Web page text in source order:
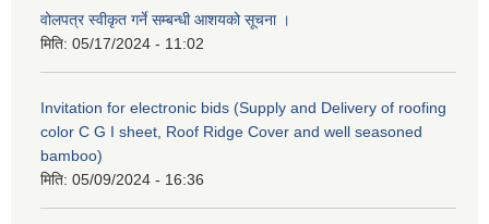
वोलपत्र स्वीकृत गर्ने सम्बन्धी आशयको सूचना ।
मिति: 05/17/2024 - 11:02
Invitation for electronic bids (Supply and Delivery of roofing
color C G I sheet, Roof Ridge Cover and well seasoned
bamboo)
मिति: 05/09/2024 - 16:36